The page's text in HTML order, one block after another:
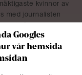
kvinnor av
med journalisten
delar Hélène med
i stora
i förändring där
Googles
vår hemsida